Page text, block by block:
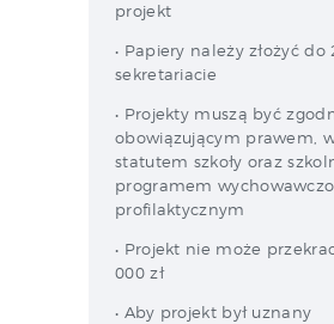
projekt
• Papiery należy złożyć do
sekretariacie
• Projekty muszą być
obowiązującym prawem,
statutem szkoły oraz
programem
profilaktycznym
• Projekt nie może
000 zł
• Aby projekt był uznany